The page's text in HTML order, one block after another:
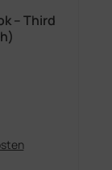
– Third